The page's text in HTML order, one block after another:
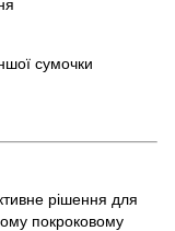
сумочки
рішення для
покроковому